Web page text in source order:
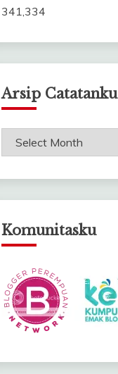
341,334
Arsip Catatanku
Arsip
Komunitasku